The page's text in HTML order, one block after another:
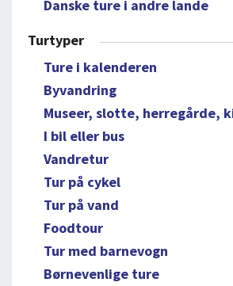
Danske ture i andre lande
Turtyper
Ture i kalenderen
Byvandring
Museer, slotte, herregårde,
I bil eller bus
Vandretur
Tur på cykel
Tur på vand
Foodtour
Tur med barnevogn
Børnevenlige ture